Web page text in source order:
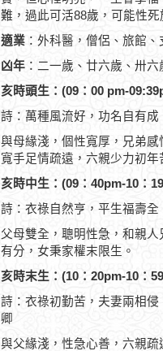
難，過此可活88歲，可能性死
適業 ：外科醫，僧侶、旅館
凶年 ：二一歲、廿六歲、卅
亥時頭生：(09：00 pm-
詩：萬種風流好，功名自有
與母緣淺，個性寬厚，兄弟
寬手足情疏遠，六親少力初
亥時中生：(09：40pm-10：
詩：衣祿自然亨，平生福壽
父母雙全，聰明性急，和親
有分，女秉家權末限生。
亥時末生：(10：20pm-10：
詩：衣祿初勤苦，夫妻兩相
卿
與父緣淺，性急心善，六親